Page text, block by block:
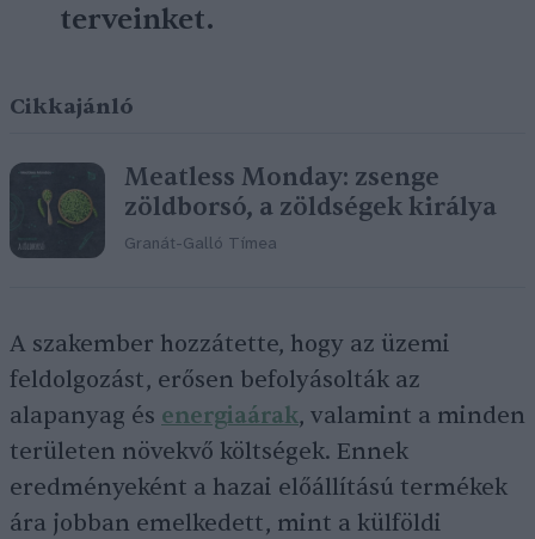
terveinket.
Cikkajánló
Meatless Monday: zsenge
zöldborsó, a zöldségek királya
Granát-Galló Tímea
A szakember hozzátette, hogy az üzemi
feldolgozást, erősen befolyásolták az
alapanyag és energiaárak, valamint a minden
területen növekvő költségek. Ennek
eredményeként a hazai előállítású termékek
ára jobban emelkedett, mint a külföldi